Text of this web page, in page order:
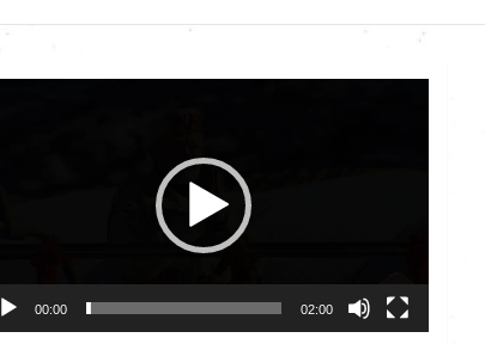
00:00 02:00